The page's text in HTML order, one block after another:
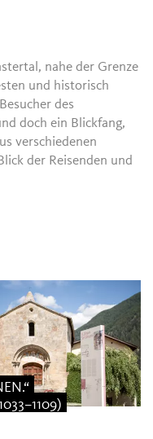
nahe der Grenze
und historisch
des
doch ein Blickfang,
verschiedenen
der Reisenden und